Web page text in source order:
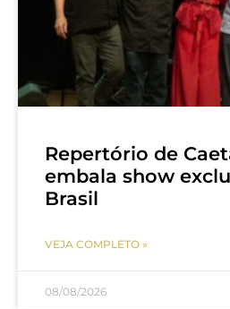
Repertório de
embala show
Brasil
VEJA COMPLETO »
08/08/2026